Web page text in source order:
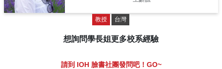
教授 台灣
想詢問學長姐更多校系經驗
請到 IOH 臉書社團發問吧！GO~